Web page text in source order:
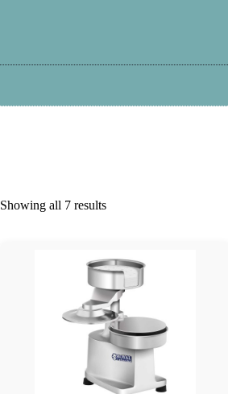
Showing all 7 results